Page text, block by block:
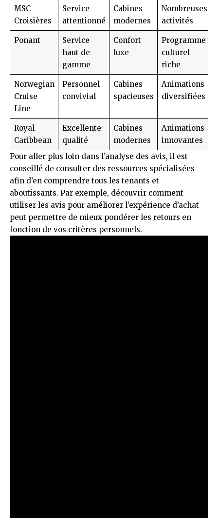
MSC
Croisières
Service
attentionné
Cabines
modernes
Nombreuses
activités
Ponant
Service
haut de
gamme
Confort
luxe
Programme
culturel
riche
Norwegian
Cruise
Line
Personnel
convivial
Cabines
spacieuses
Animations
diversifiées
Royal
Caribbean
Excellente
qualité
Cabines
modernes
Animations
innovantes
Pour aller plus loin dans l’analyse des avis, il est
conseillé de consulter des ressources spécialisées
afin d’en comprendre tous les tenants et
aboutissants. Par exemple, découvrir comment
utiliser les avis pour améliorer l’expérience d’achat
peut permettre de mieux pondérer les retours en
fonction de vos critères personnels.